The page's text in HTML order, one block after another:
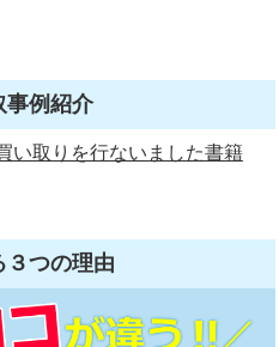
事例紹介
い取りを行ないました書籍
３つの理由